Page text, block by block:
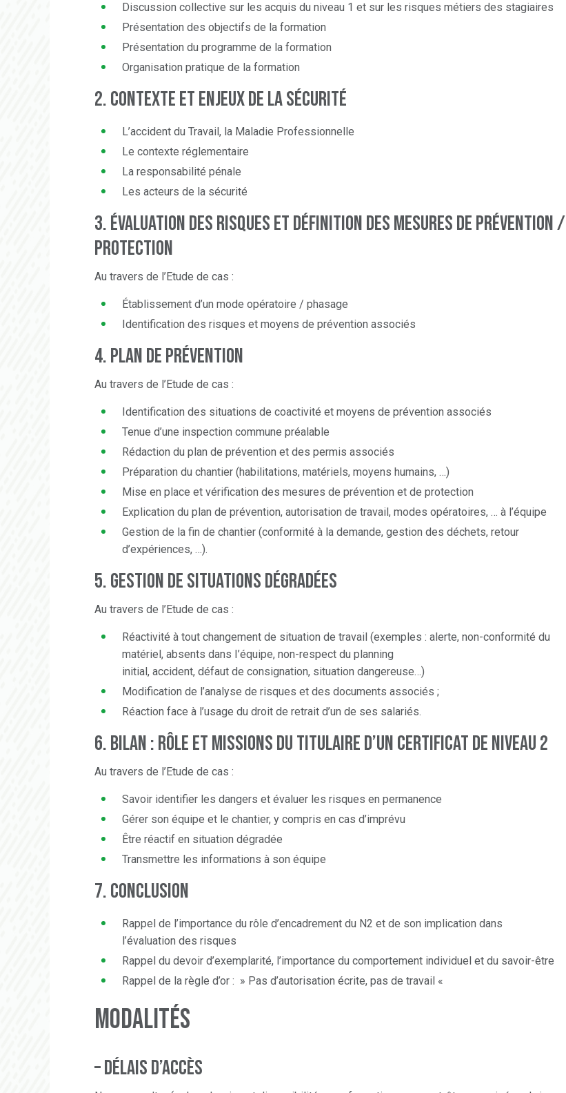
Discussion collective sur les acquis du niveau 1 et sur les risques métiers des stagiaires
Présentation des objectifs de la formation
Présentation du programme de la formation
Organisation pratique de la formation
2. Contexte et enjeux de la sécurité
L’accident du Travail, la Maladie Professionnelle
Le contexte réglementaire
La responsabilité pénale
Les acteurs de la sécurité
3. Évaluation des risques et définition des mesures de prévention /
protection
Au travers de l’Etude de cas :
Établissement d’un mode opératoire / phasage
Identification des risques et moyens de prévention associés
4. Plan de prévention
Au travers de l’Etude de cas :
Identification des situations de coactivité et moyens de prévention associés
Tenue d’une inspection commune préalable
Rédaction du plan de prévention et des permis associés
Préparation du chantier (habilitations, matériels, moyens humains, …)
Mise en place et vérification des mesures de prévention et de protection
Explication du plan de prévention, autorisation de travail, modes opératoires, … à l’équipe
Gestion de la fin de chantier (conformité à la demande, gestion des déchets, retour
d’expériences, …).
5. GESTION DE SITUATIONS DéGRADéES
Au travers de l’Etude de cas :
Réactivité à tout changement de situation de travail (exemples : alerte, non-conformité du
matériel, absents dans I’équipe, non-respect du planning
initial, accident, défaut de consignation, situation dangereuse…)
Modification de l’analyse de risques et des documents associés ;
Réaction face à l’usage du droit de retrait d’un de ses salariés.
6. BILAN : Rôle et missions du titulaire d’un certificat de Niveau 2
Au travers de l’Etude de cas :
Savoir identifier les dangers et évaluer les risques en permanence
Gérer son équipe et le chantier, y compris en cas d’imprévu
Être réactif en situation dégradée
Transmettre les informations à son équipe
7. CONCLUSION
Rappel de l’importance du rôle d’encadrement du N2 et de son implication dans
l’évaluation des risques
Rappel du devoir d’exemplarité, l’importance du comportement individuel et du savoir-être
Rappel de la règle d’or : » Pas d’autorisation écrite, pas de travail «
Modalités
– Délais d’accès